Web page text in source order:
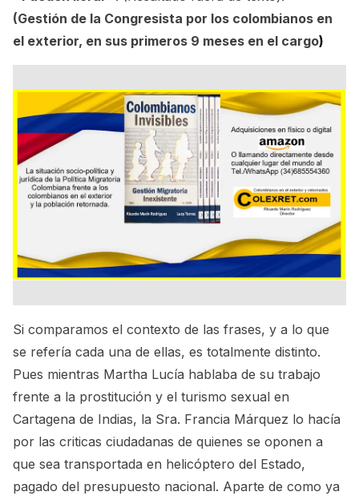
(Gestión de la Congresista por los colombianos en
el exterior, en sus primeros 9 meses en el cargo)
Si comparamos el contexto de las frases, y a lo que
se refería cada una de ellas, es totalmente distinto.
Pues mientras Martha Lucía hablaba de su trabajo
frente a la prostitución y el turismo sexual en
Cartagena de Indias, la Sra. Francia Márquez lo hacía
por las criticas ciudadanas de quienes se oponen a
que sea transportada en helicóptero del Estado,
pagado del presupuesto nacional. Aparte de como ya